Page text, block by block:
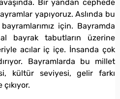
Bir yandan cephede
yapıyoruz. Aslında bu
için. Bayramda
bayrak tabutların üzerine
acılar iç içe. İnsanda çok
Bayramlarda bu millet
kültür seviyesi, gelir farkı